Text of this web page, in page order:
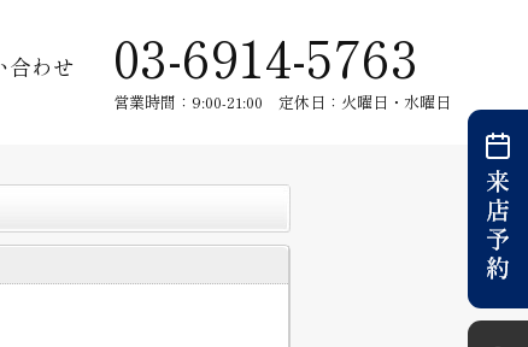
合わせ 03-6914-5763
営業時間：9:00-21:00 定休日：火曜日・水曜日